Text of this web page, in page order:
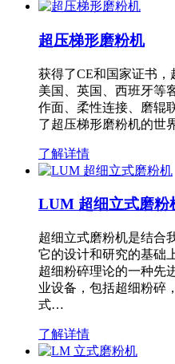
超压梯形磨粉机
获得了CE和国家证书，
美国、英国、西班牙等
作面、柔性连接、磨辊
了超压梯形磨粉机的世
了解详情
LUM 超细立式磨粉
超细立式磨粉机是结合
它的设计和研究的基础
超细粉碎理论的一种先
业设备，包括超细粉碎
式…
了解详情